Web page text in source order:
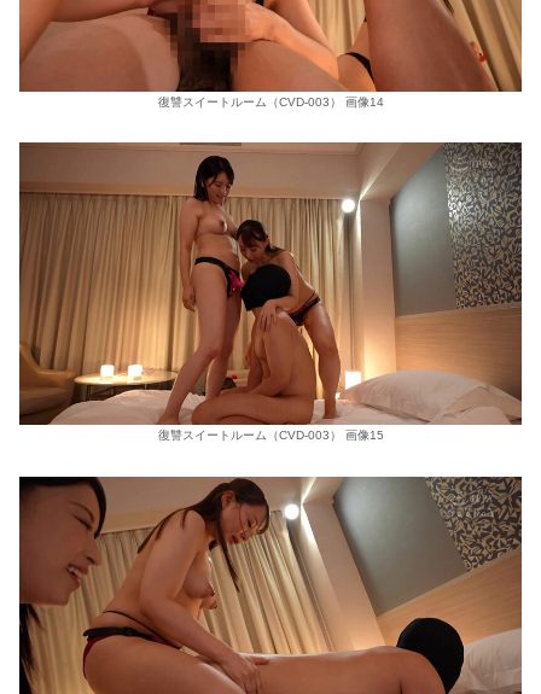
復讐スイートルーム（CVD-003） 画像14
復讐スイートルーム（CVD-003） 画像15